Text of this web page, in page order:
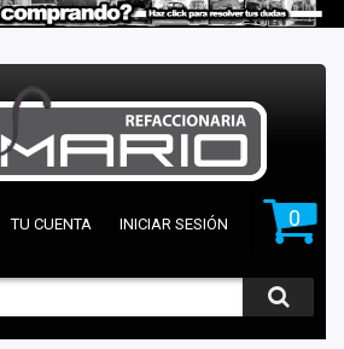
0
TU CUENTA INICIAR SESIÓN